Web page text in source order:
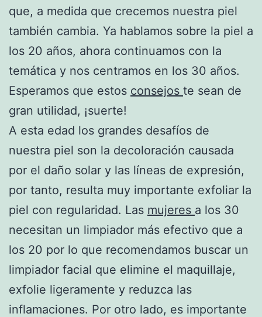
que, a medida que crecemos nuestra piel
también cambia. Ya hablamos sobre la piel a
los 20 años, ahora continuamos con la
temática y nos centramos en los 30 años.
Esperamos que estos consejos te sean de
gran utilidad, ¡suerte!
A esta edad los grandes desafíos de
nuestra piel son la decoloración causada
por el daño solar y las líneas de expresión,
por tanto, resulta muy importante exfoliar la
piel con regularidad. Las mujeres a los 30
necesitan un limpiador más efectivo que a
los 20 por lo que recomendamos buscar un
limpiador facial que elimine el maquillaje,
exfolie ligeramente y reduzca las
inflamaciones. Por otro lado, es importante